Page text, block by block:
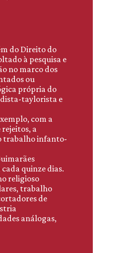
do Direito do
à pesquisa e
no marco dos
ou
própria do
taylorista e
com a
a
trabalho infanto-
quinze dias.
religioso
trabalho
de
análogas,